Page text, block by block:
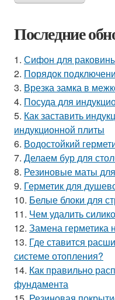
Последние
1. Сифон для
2. Порядок
3. Врезка замка в
4. Посуда для
5. Как заставить
индукционной плиты
6. Водостойкий
7. Делаем бур для
8. Резиновые маты
9. Герметик для
10. Белые блоки для
11. Чем удалить
12. Замена герметика
13. Где ставится
системе отопления?
14. Как правильно
фундамента